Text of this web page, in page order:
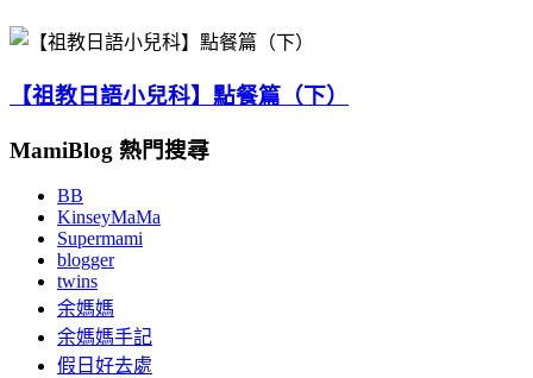
【祖教日語小兒科】點餐篇（下）
MamiBlog 熱門搜尋
BB
KinseyMaMa
Supermami
blogger
twins
余媽媽
余媽媽手記
假日好去處